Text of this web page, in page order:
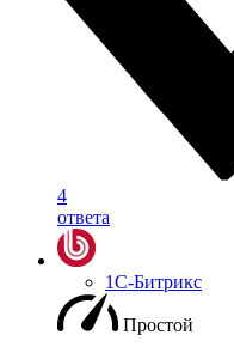
4
ответа
1С-Битрикс
Простой